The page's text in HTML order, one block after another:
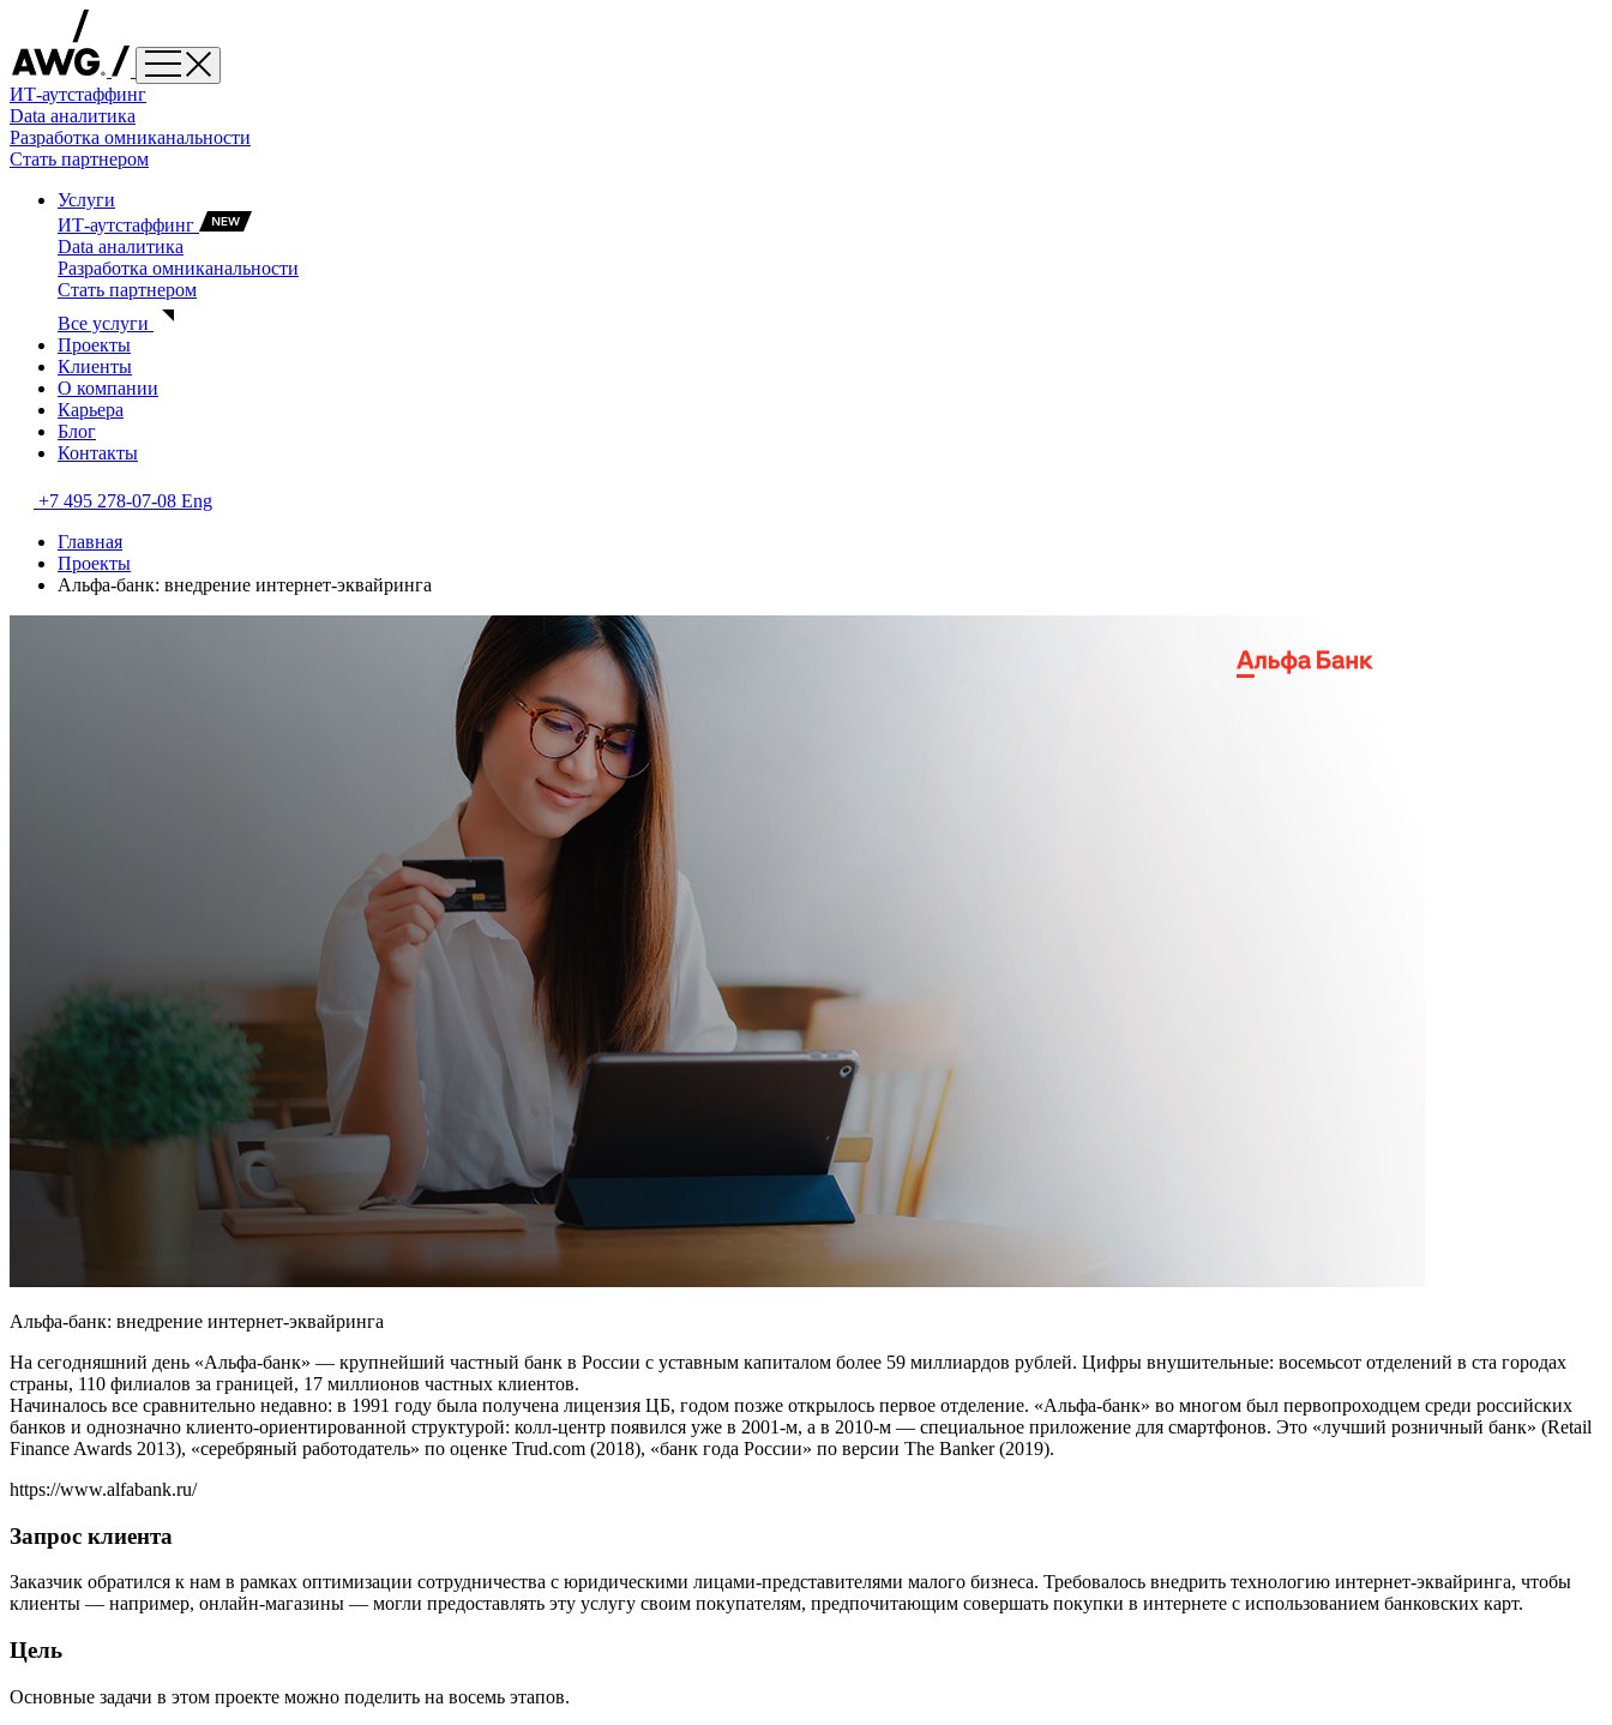
ИТ-аутстаффинг
Data аналитика
Разработка омниканальности
Стать партнером
Услуги
ИТ-аутстаффинг
Data аналитика
Разработка омниканальности
Стать партнером
Все услуги
Проекты
Клиенты
О компании
Карьера
Блог
Контакты
+7 495 278-07-08 Eng
Главная
Проекты
Альфа-банк: внедрение интернет-эквайринга
Альфа-банк: внедрение интернет-эквайринга
На сегодняшний день «Альфа-банк» — крупнейший частный банк в России с уставным капиталом более 59 миллиардов рублей. Цифры внушительные: восемьсот отделений в ста городах
страны, 110 филиалов за границей, 17 миллионов частных клиентов.
Начиналось все сравнительно недавно: в 1991 году была получена лицензия ЦБ, годом позже открылось первое отделение. «Альфа-банк» во многом был первопроходцем среди российских
банков и однозначно клиенто-ориентированной структурой: колл-центр появился уже в 2001-м, а в 2010-м — специальное приложение для смартфонов. Это «лучший розничный банк» (Retail
Finance Awards 2013), «серебряный работодатель» по оценке Trud.com (2018), «банк года России» по версии The Banker (2019).
https://www.alfabank.ru/
Запрос клиента
Заказчик обратился к нам в рамках оптимизации сотрудничества с юридическими лицами-представителями малого бизнеса. Требовалось внедрить технологию интернет-эквайринга, чтобы
клиенты — например, онлайн-магазины — могли предоставлять эту услугу своим покупателям, предпочитающим совершать покупки в интернете с использованием банковских карт.
Цель
Основные задачи в этом проекте можно поделить на восемь этапов.